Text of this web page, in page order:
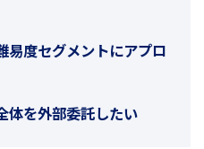
易度セグメントにアプロ
体を外部委託したい